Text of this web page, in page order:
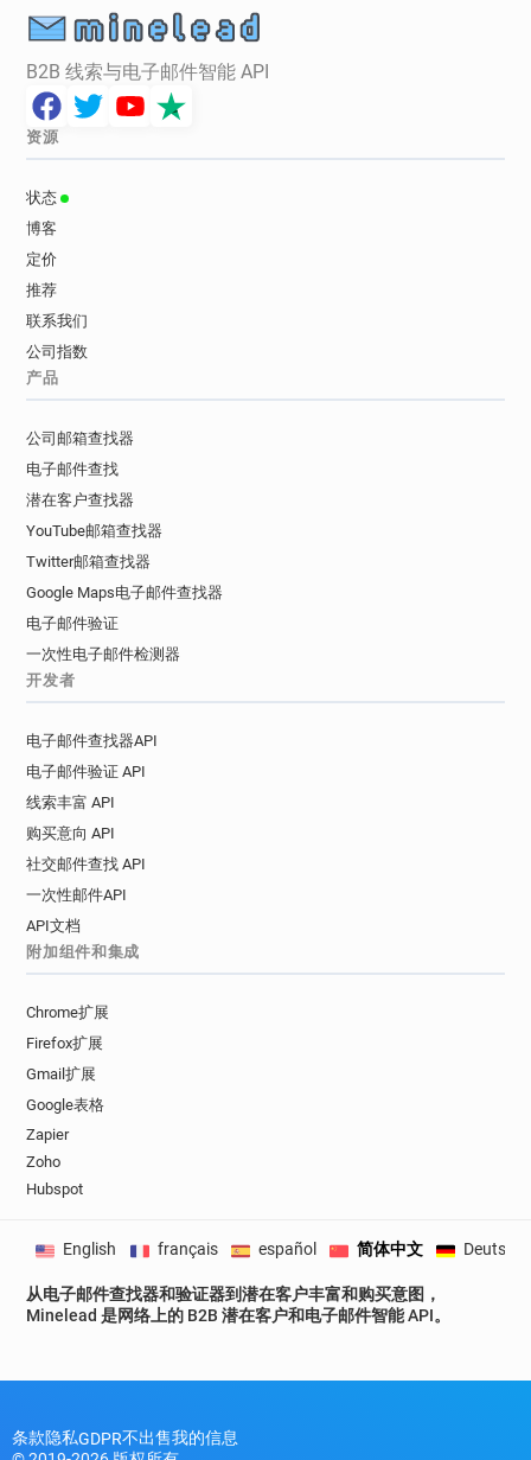
B2B 线索与电子邮件智能 API
资源
状态
博客
定价
推荐
联系我们
公司指数
产品
公司邮箱查找器
电子邮件查找
潜在客户查找器
YouTube邮箱查找器
Twitter邮箱查找器
Google Maps电子邮件查找器
电子邮件验证
一次性电子邮件检测器
开发者
电子邮件查找器API
电子邮件验证 API
线索丰富 API
购买意向 API
社交邮件查找 API
一次性邮件API
API文档
附加组件和集成
Chrome扩展
Firefox扩展
Gmail扩展
Google表格
Zapier
Zoho
Hubspot
从电子邮件查找器和验证器到潜在客户丰富和购买意图，
Minelead 是网络上的 B2B 潜在客户和电子邮件智能 API。
English français español 简体中文 Deutsch
条款隐私GDPR不出售我的信息